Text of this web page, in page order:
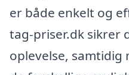
er både enkelt og
tag-priser.dk sikrer
oplevelse, samtidig